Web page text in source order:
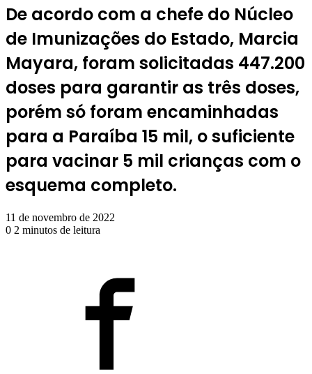
De acordo com a chefe do Núcleo
de Imunizações do Estado, Marcia
Mayara, foram solicitadas 447.200
doses para garantir as três doses,
porém só foram encaminhadas
para a Paraíba 15 mil, o suficiente
para vacinar 5 mil crianças com o
esquema completo.
11 de novembro de 2022
0 2 minutos de leitura